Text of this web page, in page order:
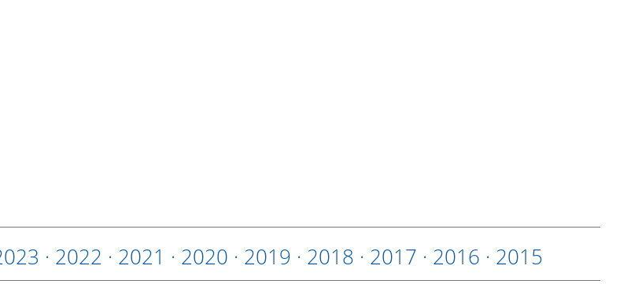
· 2022 · 2021 · 2020 · 2019 · 2018 · 2017 · 2016 · 2015